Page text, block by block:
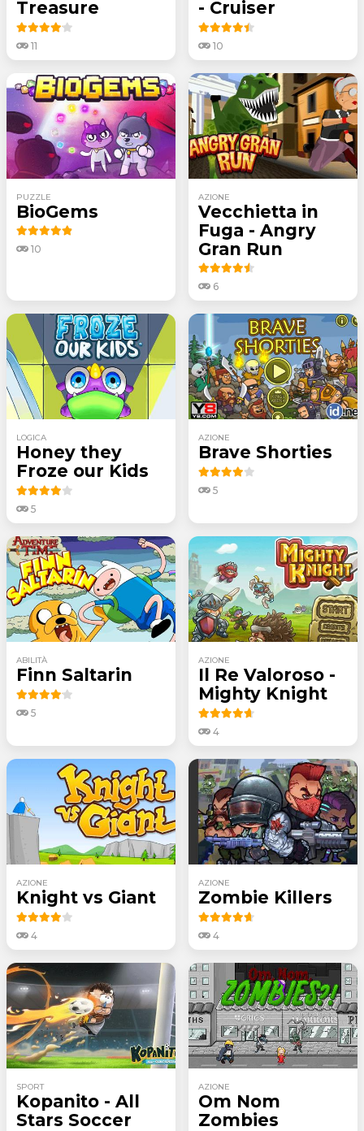
Treasure
11
- Cruiser
10
PUZZLE
BioGems
10
AZIONE
Vecchietta in
Fuga - Angry
Gran Run
6
LOGICA
Honey they
Froze our Kids
5
AZIONE
Brave Shorties
5
ABILITÀ
Finn Saltarin
5
AZIONE
Il Re Valoroso -
Mighty Knight
4
AZIONE
Knight vs Giant
4
AZIONE
Zombie Killers
4
SPORT
Kopanito - All
Stars Soccer
AZIONE
Om Nom
Zombies